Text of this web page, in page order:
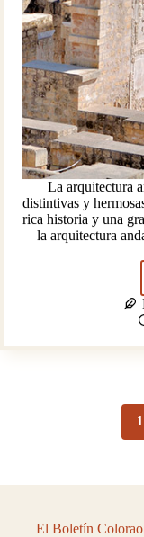
La arquitectura
distintivas y
rica historia y una
la arquitectura
1
El Boletín Colorao